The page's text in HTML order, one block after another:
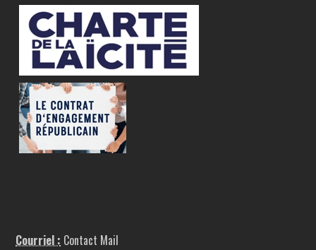
Courriel : Contact Mail